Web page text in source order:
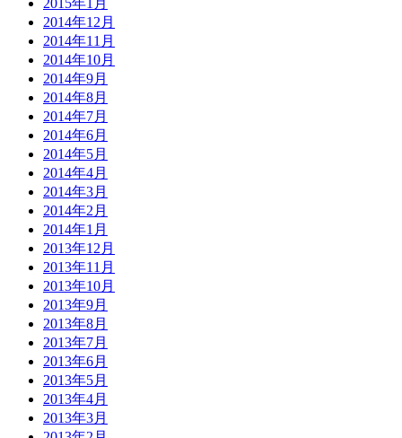
2015年1月
2014年12月
2014年11月
2014年10月
2014年9月
2014年8月
2014年7月
2014年6月
2014年5月
2014年4月
2014年3月
2014年2月
2014年1月
2013年12月
2013年11月
2013年10月
2013年9月
2013年8月
2013年7月
2013年6月
2013年5月
2013年4月
2013年3月